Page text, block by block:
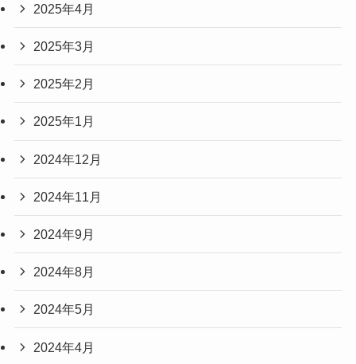
2025年4月
2025年3月
2025年2月
2025年1月
2024年12月
2024年11月
2024年9月
2024年8月
2024年5月
2024年4月